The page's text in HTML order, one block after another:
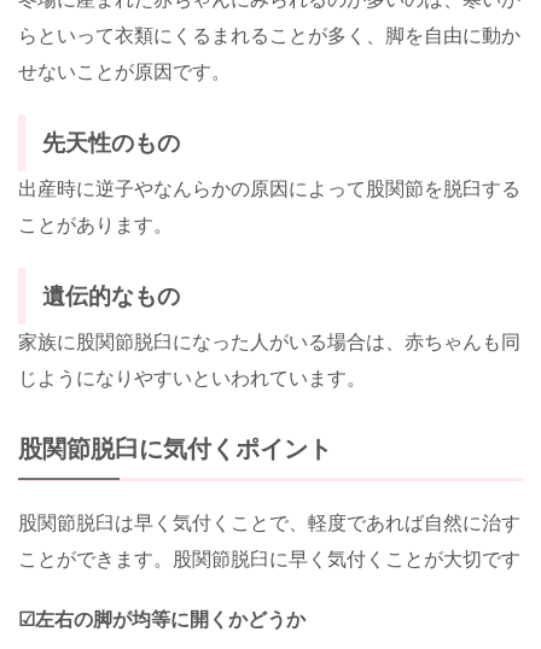
らといって衣類にくるまれることが多く、脚を自由に動か
せないことが原因です。
先天性のもの
出産時に逆子やなんらかの原因によって股関節を脱臼する
ことがあります。
遺伝的なもの
家族に股関節脱臼になった人がいる場合は、赤ちゃんも同
じようになりやすいといわれています。
股関節脱臼に気付くポイント
股関節脱臼は早く気付くことで、軽度であれば自然に治す
ことができます。股関節脱臼に早く気付くことが大切です
☑左右の脚が均等に開くかどうか